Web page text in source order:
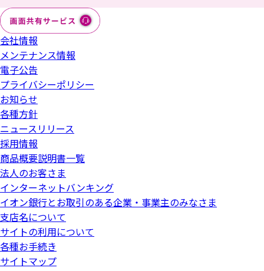
資料編
ディスクロージャー誌 正誤表
中間期ディスクロージャー誌2025
資料編
イオン銀行財務ハイライト、イオン銀行の
あゆみ
資料編
イオン銀行財務ハイライト、イオン銀行の
あゆみ
資料編
イオン銀行財務ハイライト
資料編
取り組み
イオン銀行 財務ハイライト
資料編
ディスクロージャー誌 正誤表
中間期ディスクロージャー誌2020
ディスクロージャー誌2020
価値創造のあゆみ
CFOメッセージ
ハイライト
価値創造の事例
事業活動
経営基盤（ESG）
財務・会社情報
分割ダウンロード
経営理念
スナップショット
戦略解説
特集：アジアの生活インフラとして
価値創造セクション
経営基盤の強化
ディスクロージャー＆CSRレポート2017
分割ダウンロード
経営理念・基本方針
沿革
イオンフィナンシャルサービスの歩み
ご挨拶
イオン銀行 10年の歩み
一括ダウンロード
ディスクロージャー＆CSRレポート2016
分割ダウンロード
経営理念・基本方針・沿革
ご挨拶
海外展開エリア・業容
ディスクロージャー誌2015
一括ダウンロード
ディスクロージャー誌 2015
分割ダウンロード
沿革
経営理念・基本方針
一括ダウンロード
ディスクロージャー誌 2014
分割ダウンロード
目次・沿革
ご挨拶
商品・サービスハイライト
インターネット
CSR
金融円滑化方針
資料編
資料編（イオングループとして）
資料編（グループ企業一覧）
ディスクロージャー誌2013
各種ローン・インターネットバンキング
インストアブランチ・ATM
法人営業部
企業の社会的責任
ネットワーク
資料編
ネットワーク
商品・サービス
企業の社会的責任
経営体制
資料編
ディスクロージャー誌2011
店舗・ATM
ネットワーク
商品・サービス
経営体制
環境・社会貢献
資料編
ディスクロージャー誌2010
ごあいさつ
店舗・ATM
ネットワーク
商品・サービス
環境・社会貢献
資料編
イオンの基本理念
ごあいさつ
店舗
ネットワーク
商品・サービス
環境・社会貢献
資料編
会社情報
メンテナンス情報
電子公告
プライバシーポリシー
お知らせ
各種方針
ニュースリリース
採用情報
商品概要説明書一覧
法人のお客さま
インターネットバンキング
イオン銀行とお取引のある企業・事業主のみなさま
支店名について
サイトの利用について
各種お手続き
サイトマップ